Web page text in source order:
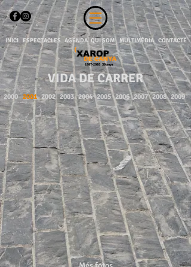
INICI ESPECTACLES AGENDA QUI SOM MULTIMÈDIA CONTACTE
1987-2026 39 anys
VIDA DE CARRER
2000 2001 2002 2003 2004 2005 2006 2007 2008 2009
2001-01-05 Terrabastall Sant Cugat Cavalcada de Reis 00
2001-01-05 Terrabastall Sant
2001-01-05 Terrabastall Sant Cugat Cavalcada de Reis 02
2001-01-05 Terrabastall Sant